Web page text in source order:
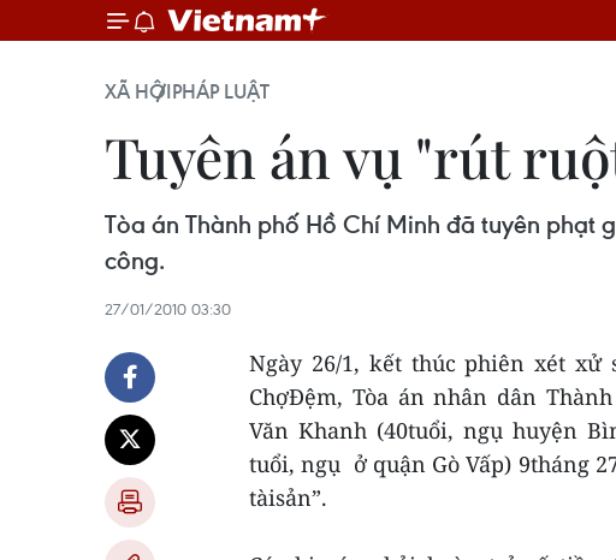
XÃ HỘIPHÁP LUẬT
Tuyên án vụ "rút
Tòa án Thành phố Hồ Chí Minh đã tuyên
công.
27/01/2010 03:30
Ngày 26/1, kết thúc phiên xét
ChợĐệm, Tòa án nhân dân
Văn Khanh (40tuổi, ngụ huyện
tuổi, ngụ ở quận Gò Vấp) 9tháng
tàisản”.